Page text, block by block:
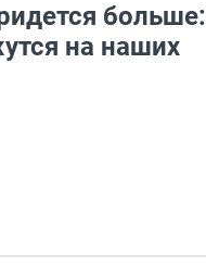
больше:
на наших